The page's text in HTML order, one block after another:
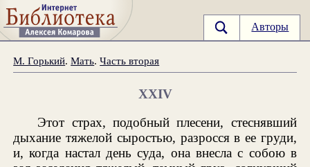
Авторы
М. Горький.Мать.Часть вторая
XXIV
Этот страх, подобный плесени, стеснявший
дыхание тяжелой сыростью, разросся в ее груди,
и, когда настал день суда, она внесла с собою в